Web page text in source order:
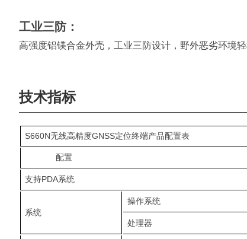
工业三防：
高强度铝镁合金外壳，工业三防设计，野外恶劣环境轻
技术指标
S660N无线高精度GNSS定位终端产品配置表
配置
支持PDA系统
系统
操作系统
处理器